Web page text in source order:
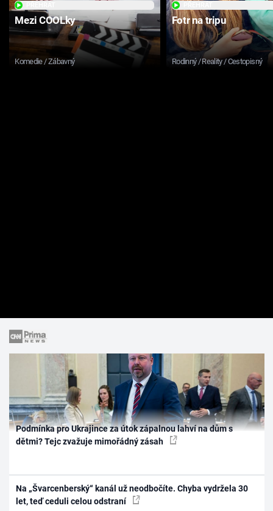
Mezi COOLky
Komedie / Zábavný
Fotr na tripu
Rodinný / Reality / Cestopisný
Podmínka pro Ukrajince za útok zápalnou lahví na dům s
dětmi? Tejc zvažuje mimořádný zásah
Na „Švarcenberský“ kanál už neodbočíte. Chyba vydržela 30
let, teď ceduli celou odstraní